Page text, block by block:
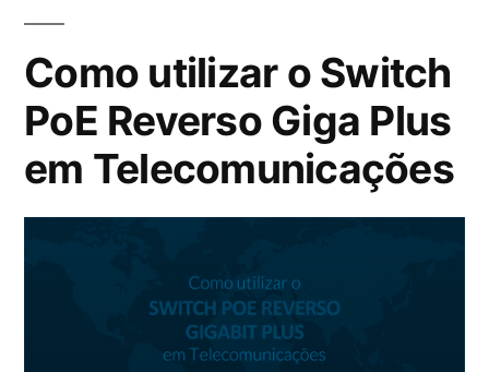
Como utilizar o Switch
PoE Reverso Giga Plus
em Telecomunicações